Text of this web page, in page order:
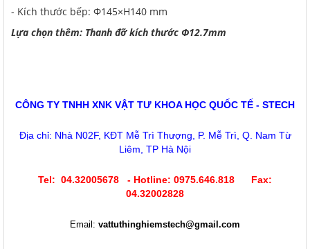
- Kích thước bếp: Φ145×H140 mm
Lựa chọn thêm: Thanh đỡ kích thước Φ12.7mm
CÔNG TY TNHH XNK VẬT TƯ KHOA HỌC QUỐC TẾ - STECH
Địa chỉ: Nhà N02F, KĐT Mễ Trì Thượng, P. Mễ Trì, Q. Nam Từ
Liêm, TP Hà Nội
Tel: 04.32005678 - Hotline: 0975.646.818 Fax:
04.32002828
Email: vattuthinghiemstech@gmail.com